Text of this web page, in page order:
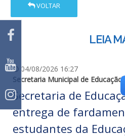
VOLTAR
LEIA
04/08/2026 16:27
Secretaria Municipal de Educação
Secretaria de
entrega de
estudantes da